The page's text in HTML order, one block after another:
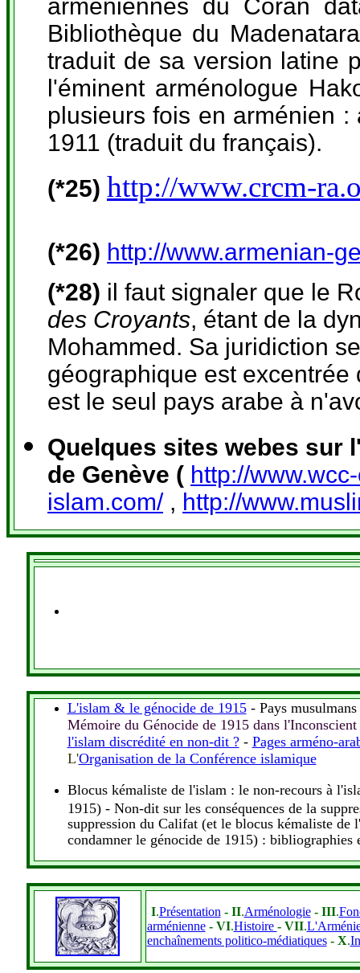
arméniennes du Coran
Bibliothèque du
traduit de sa version latine
l'éminent arménologue
plusieurs fois en arménien
1911 (traduit du français).
(*25) http://www.crcm-
(*26) http://www.armenian-
(*28) il faut signaler que le
des Croyants, étant de la
Mohammed. Sa juridiction
géographique est
est le seul pays arabe à
Quelques sites webes sur
de Genève ( http://
islam.com/, http://
L'islam & le génocide de 1915- Pays musulmans
Mémoire du Génocide de 1915 dans
l'islam discrédité en non-dit ?- Pages arméno-
L'Organisation de la Conférence islamique
Blocus kémaliste de l'islam : le non-recours à
1915) - Non-dit sur les conséquences de la
suppression du Califat (et le blocus kémaliste
condamner le génocide de 1915) :
-I.Présentation - II.Arménologie- III.
arménienne- VI.Histoire - VII.
enchaînements politico-médiatiques- X.